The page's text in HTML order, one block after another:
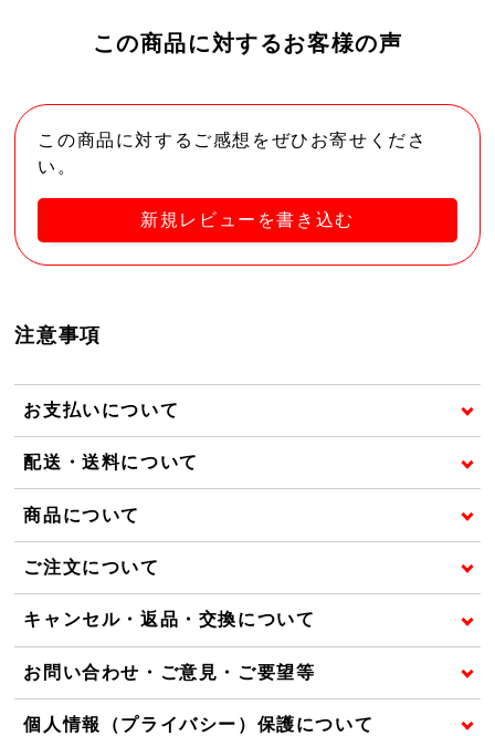
この商品に対するお客様の声
この商品に対するご感想をぜひお寄せくださ
い。
新規レビューを書き込む
注意事項
お支払いについて
配送・送料について
商品について
ご注文について
キャンセル・返品・交換について
お問い合わせ・ご意見・ご要望等
個人情報（プライバシー）保護について